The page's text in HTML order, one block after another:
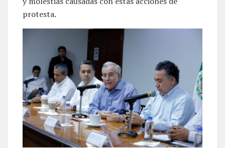
protesta.